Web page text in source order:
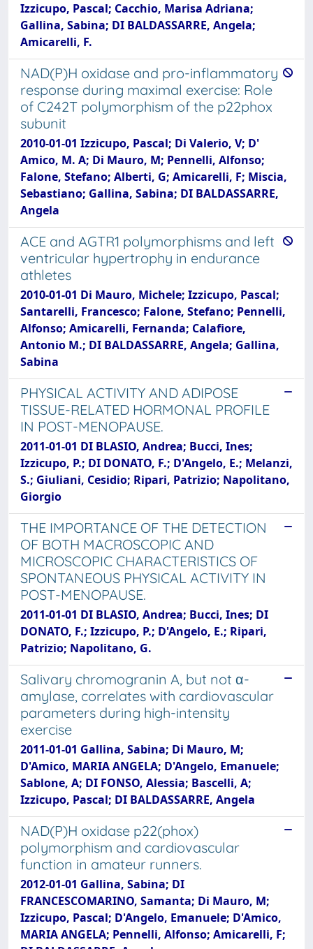
Izzicupo, Pascal; Cacchio, Marisa Adriana;
Gallina, Sabina; DI BALDASSARRE, Angela;
Amicarelli, F.
NAD(P)H oxidase and pro-inflammatory
response during maximal exercise: Role
of C242T polymorphism of the p22phox
subunit
2010-01-01 Izzicupo, Pascal; Di Valerio, V; D'
Amico, M. A; Di Mauro, M; Pennelli, Alfonso;
Falone, Stefano; Alberti, G; Amicarelli, F; Miscia,
Sebastiano; Gallina, Sabina; DI BALDASSARRE,
Angela
ACE and AGTR1 polymorphisms and left
ventricular hypertrophy in endurance
athletes
2010-01-01 Di Mauro, Michele; Izzicupo, Pascal;
Santarelli, Francesco; Falone, Stefano; Pennelli,
Alfonso; Amicarelli, Fernanda; Calafiore,
Antonio M.; DI BALDASSARRE, Angela; Gallina,
Sabina
PHYSICAL ACTIVITY AND ADIPOSE
TISSUE-RELATED HORMONAL PROFILE
IN POST-MENOPAUSE.
2011-01-01 DI BLASIO, Andrea; Bucci, Ines;
Izzicupo, P.; DI DONATO, F.; D'Angelo, E.; Melanzi,
S.; Giuliani, Cesidio; Ripari, Patrizio; Napolitano,
Giorgio
THE IMPORTANCE OF THE DETECTION
OF BOTH MACROSCOPIC AND
MICROSCOPIC CHARACTERISTICS OF
SPONTANEOUS PHYSICAL ACTIVITY IN
POST-MENOPAUSE.
2011-01-01 DI BLASIO, Andrea; Bucci, Ines; DI
DONATO, F.; Izzicupo, P.; D'Angelo, E.; Ripari,
Patrizio; Napolitano, G.
Salivary chromogranin A, but not α-
amylase, correlates with cardiovascular
parameters during high-intensity
exercise
2011-01-01 Gallina, Sabina; Di Mauro, M;
D'Amico, MARIA ANGELA; D'Angelo, Emanuele;
Sablone, A; DI FONSO, Alessia; Bascelli, A;
Izzicupo, Pascal; DI BALDASSARRE, Angela
NAD(P)H oxidase p22(phox)
polymorphism and cardiovascular
function in amateur runners.
2012-01-01 Gallina, Sabina; DI
FRANCESCOMARINO, Samanta; Di Mauro, M;
Izzicupo, Pascal; D'Angelo, Emanuele; D'Amico,
MARIA ANGELA; Pennelli, Alfonso; Amicarelli, F;